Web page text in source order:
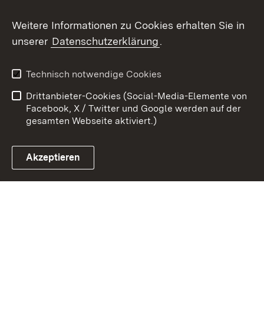
Link zum Landesportal
Barrierefreiheit
Benutzungshinweise
Impressum
Cookies
Weitere Informationen zu Cookies erhalten Sie in
unserer Datenschutzerklärung.
Technisch notwendige Cookies
Drittanbieter-Cookies (Social-Media-Elemente von
Facebook, X / Twitter und Google werden auf der
gesamten Webseite aktiviert.)
Akzeptieren